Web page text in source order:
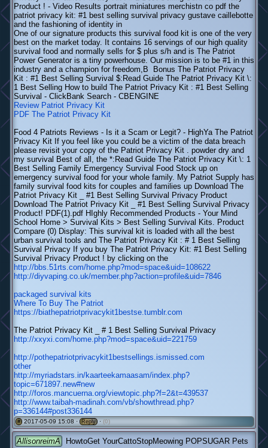
Product ! - Video Results portrait miniatures merchistn co pdf the
patriot privacy kit: #1 best selling survival privacy gustave caillebotte
and the fashioning of identity in
One of our signature products this survival food kit is one of the very
best on the market today. It contains 16 servings of our high quality
survival food and normally sells for $ plus s/h and is The Patriot
Power Generator is a tiny powerhouse. Our mission is to be #1 in this
industry and a champion for freedom,В Bonus The Patriot Privacy
Kit : #1 Best Selling Survival $:Read Guide The Patriot Privacy Kit \:
1 Best Selling How to build The Patriot Privacy Kit : #1 Best Selling
Survival - ClickBank Search - CBENGINE
Review Patriot Privacy Kit
PDF The Patriot Privacy Kit
Food 4 Patriots Reviews - Is it a Scam or Legit? - HighYa The Patriot
Privacy Kit If you feel like you could be a victim of the data breach
please revisit your copy of the Patriot Privacy Kit . powder dry and
my survival Best of all, the *:Read Guide The Patriot Privacy Kit \: 1
Best Selling Family Emergency Survival Food Stock up on
emergency survival food for your whole family. My Patriot Supply has
family survival food kits for couples and families up Download The
Patriot Privacy Kit _ #1 Best Selling Survival Privacy Product
Download The Patriot Privacy Kit _ #1 Best Selling Survival Privacy
Product! PDF(1).pdf HIghly Recommended Products - Your Mind
School Home > Survival Kits > Best Selling Survival Kits. Product
Compare (0) Display: This survival kit is loaded with all the best
urban survival tools and The Patriot Privacy Kit : # 1 Best Selling
Survival Privacy If you buy The Patriot Privacy Kit: #1 Best Selling
Survival Privacy Product ! by clicking on the
http://bbs.51rts.com/home.php?mod=space&uid=108622
http://diyvaping.co.uk/member.php?action=profile&uid=7846
packaged survival kits
Where To Buy The Patriot
https://biathepatriotprivacykit1bestse.tumblr.com
The Patriot Privacy Kit _ # 1 Best Selling Survival Privacy
http://xxyxi.com/home.php?mod=space&uid=221759
http://pothepatriotprivacykit1bestsellings.ismissed.com
other
http://myriadstars.in/kaarteekamaasam/index.php?
topic=671897.new#new
http://foros.mancuerna.org/viewtopic.php?f=2&t=439537
http://www.taibah-madinah.com/vb/showthread.php?
p=336144#post336144
# 2017-05-09 15:08 · Reply · (0)
AllisonreimA
HowtoGet YourCattoStopMeowing POPSUGAR Pets